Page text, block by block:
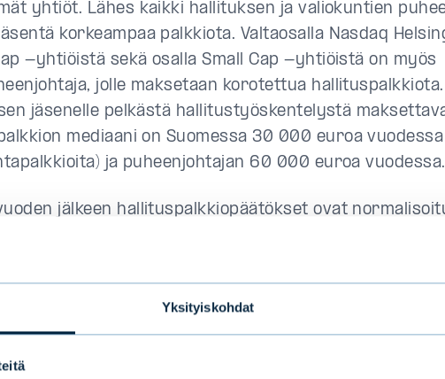
Yksityiskohdat
yhtiöt. Lähes kaikki hallituksen ja valiokuntien
korkeampaa palkkiota. Valtaosalla Nasdaq
-yhtiöistä sekä osalla Small Cap -yhtiöistä on myös
jolle maksetaan korotettua hallituspalkkiota.
jäsenelle pelkästä hallitustyöskentelystä
mediaani on Suomessa 30 000 euroa vuodessa
ja puheenjohtajan 60 000 euroa vuodessa.
jälkeen hallituspalkkiopäätökset ovat
palkkioesitys on hyvä perustella yhtiökokoukselle ja
tasoa ja rakennetta relevantteihin